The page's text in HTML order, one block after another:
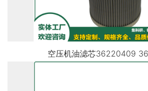
空压机油滤芯36220409